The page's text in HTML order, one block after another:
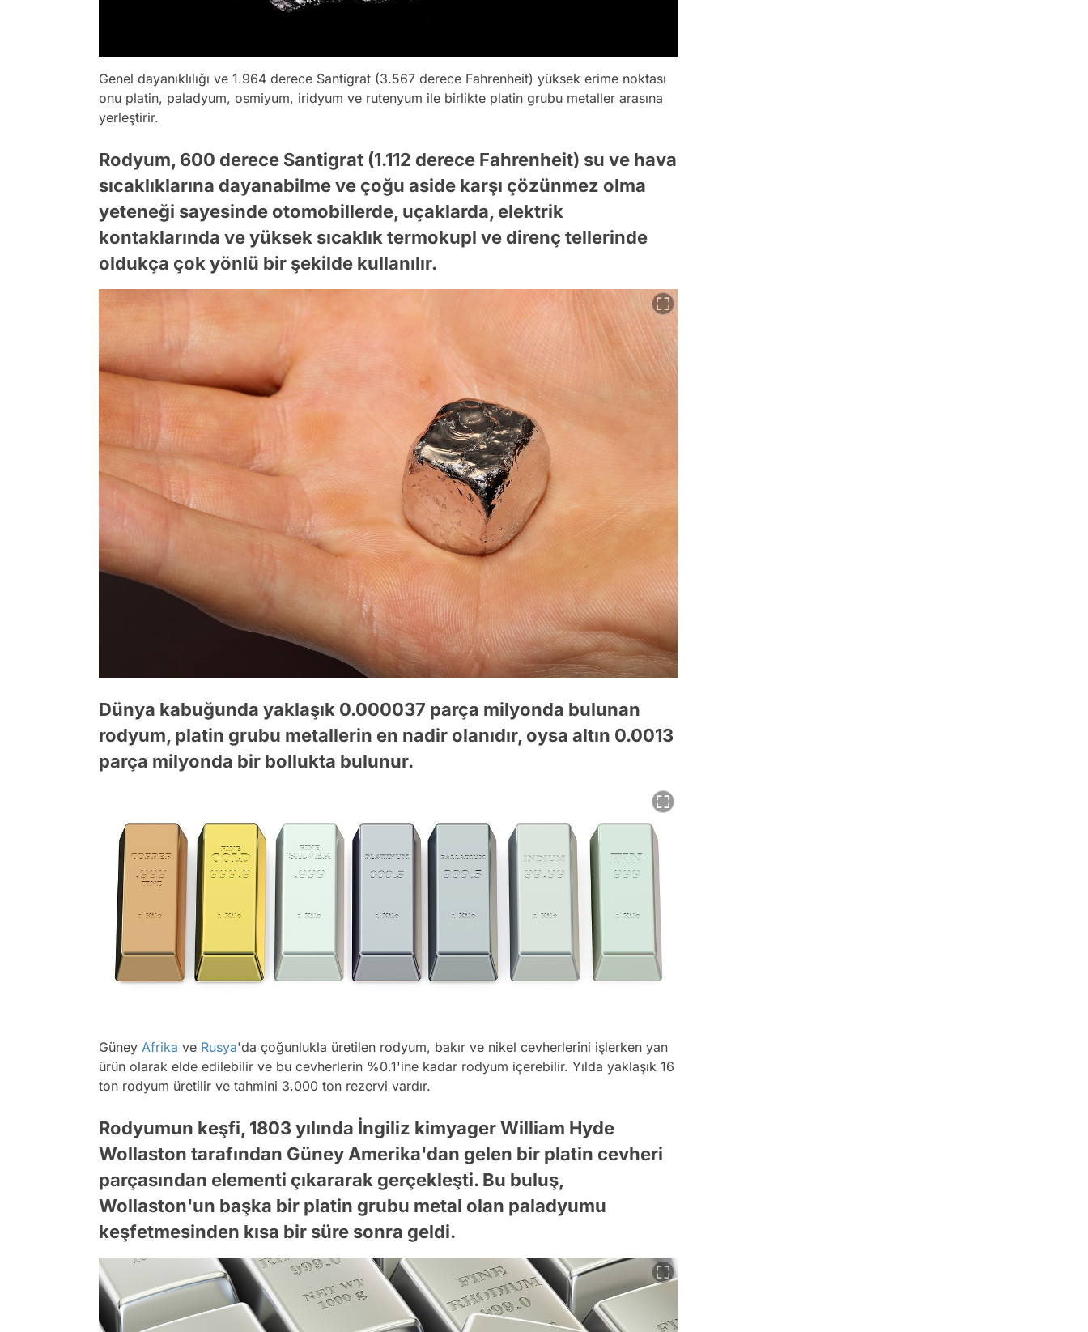
Genel dayanıklılığı ve 1.964 derece Santigrat (3.567 derece Fahrenheit) yüksek erime noktası
onu platin, paladyum, osmiyum, iridyum ve rutenyum ile birlikte platin grubu metaller arasına
yerleştirir.
Rodyum, 600 derece Santigrat (1.112 derece Fahrenheit) su ve hava
sıcaklıklarına dayanabilme ve çoğu aside karşı çözünmez olma
yeteneği sayesinde otomobillerde, uçaklarda, elektrik
kontaklarında ve yüksek sıcaklık termokupl ve direnç tellerinde
oldukça çok yönlü bir şekilde kullanılır.
Dünya kabuğunda yaklaşık 0.000037 parça milyonda bulunan
rodyum, platin grubu metallerin en nadir olanıdır, oysa altın 0.0013
parça milyonda bir bollukta bulunur.
Güney Afrika ve Rusya'da çoğunlukla üretilen rodyum, bakır ve nikel cevherlerini işlerken yan
ürün olarak elde edilebilir ve bu cevherlerin %0.1'ine kadar rodyum içerebilir. Yılda yaklaşık 16
ton rodyum üretilir ve tahmini 3.000 ton rezervi vardır.
Rodyumun keşfi, 1803 yılında İngiliz kimyager William Hyde
Wollaston tarafından Güney Amerika'dan gelen bir platin cevheri
parçasından elementi çıkararak gerçekleşti. Bu buluş,
Wollaston'un başka bir platin grubu metal olan paladyumu
keşfetmesinden kısa bir süre sonra geldi.